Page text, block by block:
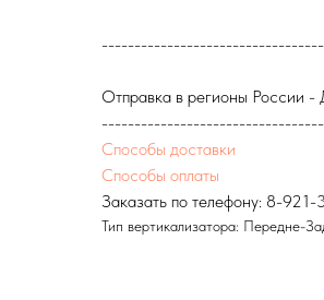
Отправка в регионы России -
Способы доставки
Способы оплаты
Заказать по телефону: 8-921-
Тип вертикализатора: Передне-